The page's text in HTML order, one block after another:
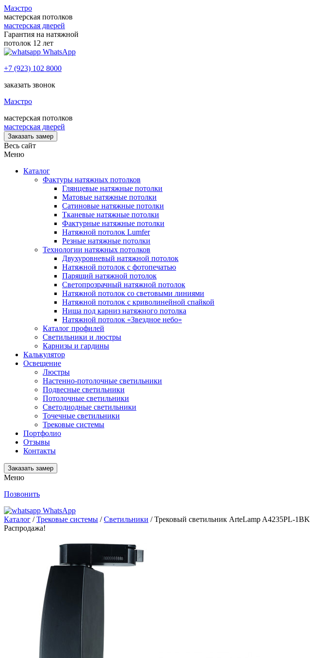
Маэстро
мастерская потолков
мастерская дверей
Гарантия на натяжной
потолок 12 лет
WhatsApp
+7 (923) 102 8000
заказать звонок
Маэстро
мастерская потолков
мастерская дверей
Заказать замер
Весь сайт
Меню
Каталог
Фактуры натяжных потолков
Глянцевые натяжные потолки
Матовые натяжные потолки
Сатиновые натяжные потолки
Тканевые натяжные потолки
Фактурные натяжные потолки
Натяжной потолок Lumfer
Резные натяжные потолки
Технологии натяжных потолков
Двухуровневый натяжной потолок
Натяжной потолок с фотопечатью
Парящий натяжной потолок
Светопрозрачный натяжной потолок
Натяжной потолок со световыми линиями
Натяжной потолок с криволинейной спайкой
Ниша под карниз натяжного потолка
Натяжной потолок «Звездное небо»
Каталог профилей
Светильники и люстры
Карнизы и гардины
Калькулятор
Освещение
Люстры
Настенно-потолочные светильники
Подвесные светильники
Потолочные светильники
Светодиодные светильники
Точечные светильники
Трековые системы
Портфолио
Отзывы
Контакты
Заказать замер
Меню
Позвонить
WhatsApp
Каталог /Трековые системы /Светильники / Трековый светильник ArteLamp A4235PL-1BK
Распродажа!